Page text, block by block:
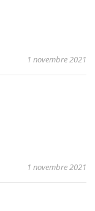
1 novembre 2021
1 novembre 2021